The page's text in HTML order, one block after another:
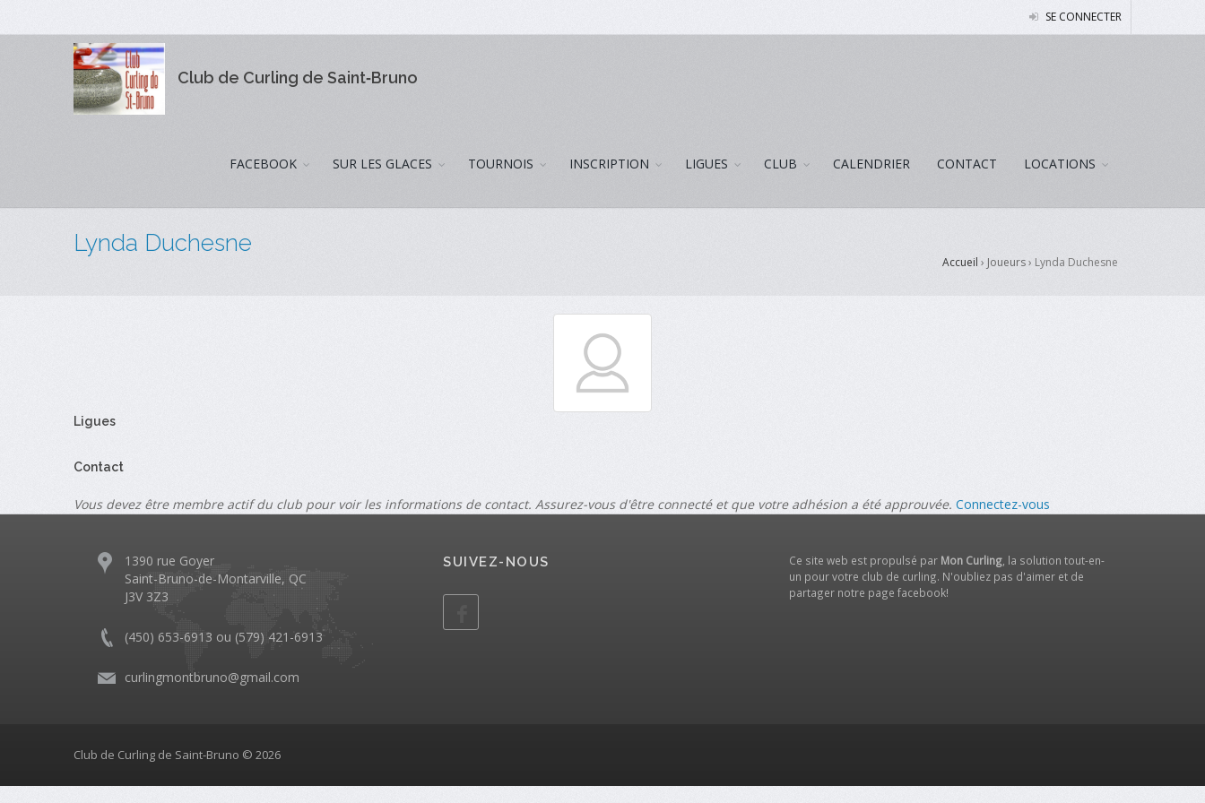
SE CONNECTER
Club de Curling de Saint‑Bruno
FACEBOOK SUR LES GLACES TOURNOIS INSCRIPTION LIGUES CLUB CALENDRIER CONTACT LOCATIONS
Lynda Duchesne
Accueil › Joueurs › Lynda Duchesne
Ligues
Contact
Vous devez être membre actif du club pour voir les informations de contact. Assurez-vous d'être connecté et que votre adhésion a été approuvée. Connectez-vous
1390 rue Goyer
Saint-Bruno-de-Montarville, QC
J3V 3Z3
(450) 653-6913 ou (579) 421-6913
curlingmontbruno@gmail.com
SUIVEZ-NOUS Ce site web est propulsé par Mon Curling, la solution tout-en-
un pour votre club de curling. N'oubliez pas d'aimer et de
partager notre page facebook!
Club de Curling de Saint-Bruno © 2026